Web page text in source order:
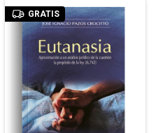
GRATIS